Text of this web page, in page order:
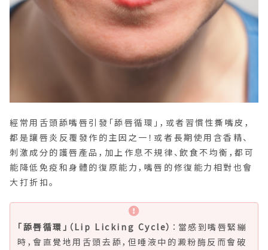
經常用舌頭舔嘴唇引發「舔唇循環」，或者習慣性撕嘴皮，
都是讓唇炎反覆發作的主因之一！或者長期使用含香精、
刺激成分的護唇產品，加上作息不規律、飲食不均衡，都可
能降低免疫和身體的復原能力，嘴唇的修復能力相對也會
大打折扣。
「舔唇循環」（Lip Licking Cycle） ：當感到嘴唇緊繃
時，會直覺地用舌頭去舔，但唾液中的澱粉酶反而會破